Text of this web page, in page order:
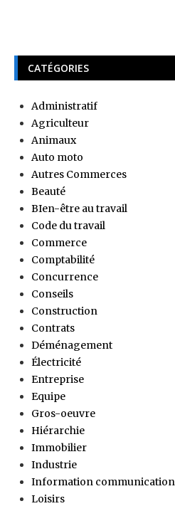
CATÉGORIES
Administratif
Agriculteur
Animaux
Auto moto
Autres Commerces
Beauté
BIen-être au travail
Code du travail
Commerce
Comptabilité
Concurrence
Conseils
Construction
Contrats
Déménagement
Électricité
Entreprise
Equipe
Gros-oeuvre
Hiérarchie
Immobilier
Industrie
Information communication
Loisirs